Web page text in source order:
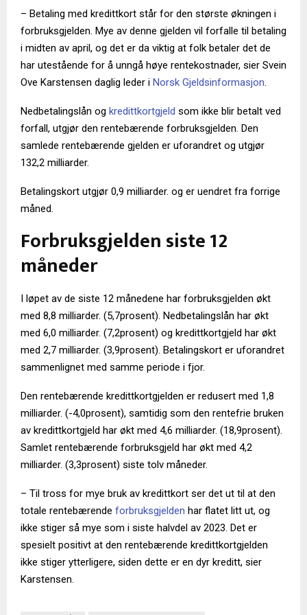
– Betaling med kredittkort står for den største økningen i
forbruksgjelden. Mye av denne gjelden vil forfalle til betaling
i midten av april, og det er da viktig at folk betaler det de
har utestående for å unngå høye rentekostnader, sier Svein
Ove Karstensen daglig leder i Norsk Gjeldsinformasjon.
Nedbetalingslån og kredittkortgjeld som ikke blir betalt ved
forfall, utgjør den rentebærende forbruksgjelden. Den
samlede rentebærende gjelden er uforandret og utgjør
132,2 milliarder.
Betalingskort utgjør 0,9 milliarder. og er uendret fra forrige
måned.
Forbruksgjelden siste 12
måneder
I løpet av de siste 12 månedene har forbruksgjelden økt
med 8,8 milliarder. (5,7prosent). Nedbetalingslån har økt
med 6,0 milliarder. (7,2prosent) og kredittkortgjeld har økt
med 2,7 milliarder. (3,9prosent). Betalingskort er uforandret
sammenlignet med samme periode i fjor.
Den rentebærende kredittkortgjelden er redusert med 1,8
milliarder. (-4,0prosent), samtidig som den rentefrie bruken
av kredittkortgjeld har økt med 4,6 milliarder. (18,9prosent).
Samlet rentebærende forbruksgjeld har økt med 4,2
milliarder. (3,3prosent) siste tolv måneder.
– Til tross for mye bruk av kredittkort ser det ut til at den
totale rentebærende forbruksgjelden har flatet litt ut, og
ikke stiger så mye som i siste halvdel av 2023. Det er
spesielt positivt at den rentebærende kredittkortgjelden
ikke stiger ytterligere, siden dette er en dyr kreditt, sier
Karstensen.